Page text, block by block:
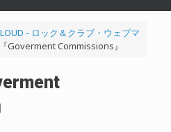
- ロック＆クラブ・ウェブマ
Goverment Commissions』